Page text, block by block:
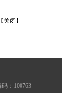
【关闭】